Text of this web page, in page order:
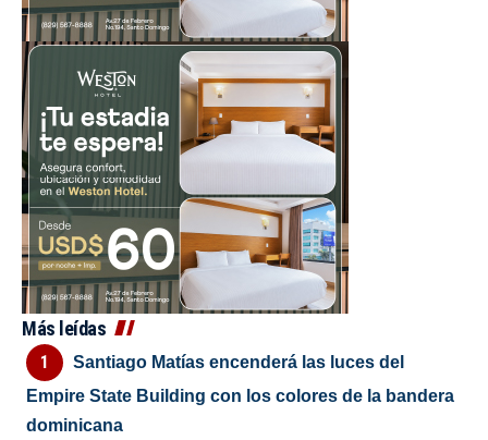
Más leídas
Santiago Matías encenderá las luces del
Empire State Building con los colores de la bandera
dominicana